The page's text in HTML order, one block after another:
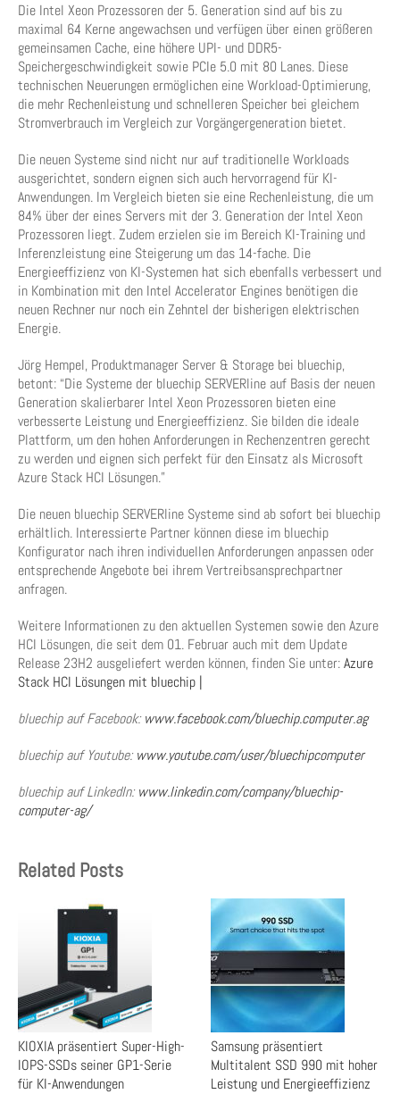
Die Intel Xeon Prozessoren der 5. Generation sind auf bis zu
maximal 64 Kerne angewachsen und verfügen über einen größeren
gemeinsamen Cache, eine höhere UPI- und DDR5-
Speichergeschwindigkeit sowie PCIe 5.0 mit 80 Lanes. Diese
technischen Neuerungen ermöglichen eine Workload-Optimierung,
die mehr Rechenleistung und schnelleren Speicher bei gleichem
Stromverbrauch im Vergleich zur Vorgängergeneration bietet.
Die neuen Systeme sind nicht nur auf traditionelle Workloads
ausgerichtet, sondern eignen sich auch hervorragend für KI-
Anwendungen. Im Vergleich bieten sie eine Rechenleistung, die um
84% über der eines Servers mit der 3. Generation der Intel Xeon
Prozessoren liegt. Zudem erzielen sie im Bereich KI-Training und
Inferenzleistung eine Steigerung um das 14-fache. Die
Energieeffizienz von KI-Systemen hat sich ebenfalls verbessert und
in Kombination mit den Intel Accelerator Engines benötigen die
neuen Rechner nur noch ein Zehntel der bisherigen elektrischen
Energie.
Jörg Hempel, Produktmanager Server & Storage bei bluechip,
betont: “Die Systeme der bluechip SERVERline auf Basis der neuen
Generation skalierbarer Intel Xeon Prozessoren bieten eine
verbesserte Leistung und Energieeffizienz. Sie bilden die ideale
Plattform, um den hohen Anforderungen in Rechenzentren gerecht
zu werden und eignen sich perfekt für den Einsatz als Microsoft
Azure Stack HCI Lösungen.”
Die neuen bluechip SERVERline Systeme sind ab sofort bei bluechip
erhältlich. Interessierte Partner können diese im bluechip
Konfigurator nach ihren individuellen Anforderungen anpassen oder
entsprechende Angebote bei ihrem Vertreibsansprechpartner
anfragen.
Weitere Informationen zu den aktuellen Systemen sowie den Azure
HCI Lösungen, die seit dem 01. Februar auch mit dem Update
Release 23H2 ausgeliefert werden können, finden Sie unter:Azure
Stack HCI Lösungen mit bluechip |
bluechip auf Facebook:www.facebook.com/bluechip.computer.ag
bluechip auf Youtube:www.youtube.com/user/bluechipcomputer
bluechip auf LinkedIn:www.linkedin.com/company/bluechip-
computer-ag/
Related Posts
KIOXIA präsentiert Super-High-
IOPS-SSDs seiner GP1-Serie
für KI-Anwendungen
Samsung präsentiert
Multitalent SSD 990 mit hoher
Leistung und Energieeffizienz